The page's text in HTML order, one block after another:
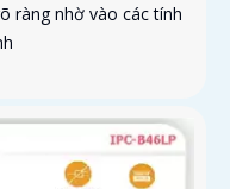
ràng nhờ vào các tính